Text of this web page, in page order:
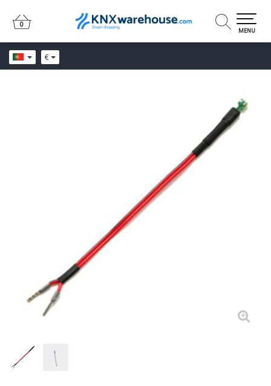
€
0
0
MENU